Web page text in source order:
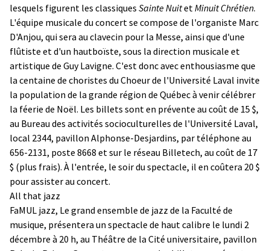
lesquels figurent les classiques Sainte Nuitet Minuit Chrétien.
L'équipe musicale du concert se compose de l'organiste Marc
D'Anjou, qui sera au clavecin pour la Messe, ainsi que d'une
flûtiste et d'un hautboïste, sous la direction musicale et
artistique de Guy Lavigne. C'est donc avec enthousiasme que
la centaine de choristes du Choeur de l'Université Laval invite
la population de la grande région de Québec à venir célébrer
la féerie de Noël. Les billets sont en prévente au coût de 15 $,
au Bureau des activités socioculturelles de l'Université Laval,
local 2344, pavillon Alphonse-Desjardins, par téléphone au
656-2131, poste 8668 et sur le réseau Billetech, au coût de 17
$ (plus frais). À l'entrée, le soir du spectacle, il en coûtera 20 $
pour assister au concert.
All that jazz
FaMUL jazz, Le grand ensemble de jazz de la Faculté de
musique, présentera un spectacle de haut calibre le lundi 2
décembre à 20 h, au Théâtre de la Cité universitaire, pavillon